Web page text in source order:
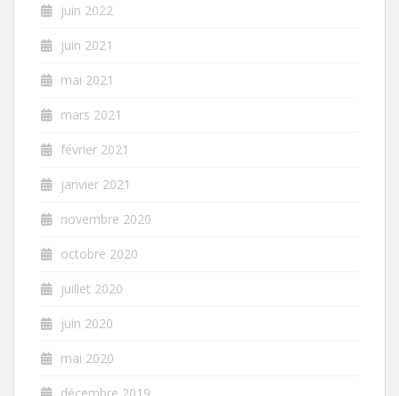
juin 2022
juin 2021
mai 2021
mars 2021
février 2021
janvier 2021
novembre 2020
octobre 2020
juillet 2020
juin 2020
mai 2020
décembre 2019